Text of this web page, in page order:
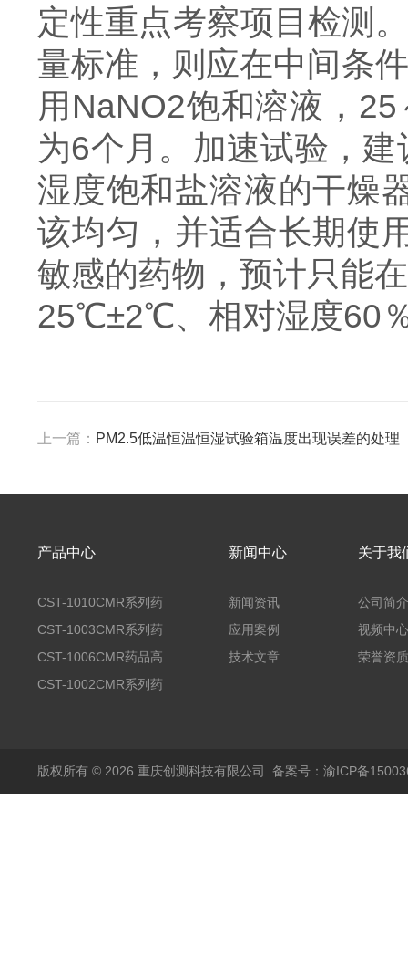
定性重点考察项目检测
量标准，则应在中间条
用NaNO2饱和溶液，
为6个月。加速试验，
湿度饱和盐溶液的干燥
该均匀，并适合长期使
敏感的药物，预计只能
25℃±2℃、相对湿度60
上一篇： PM2.5低温恒温恒湿试验箱温度出现误差的处理
产品中心
CST-1010CMR系列药
品高温试验箱
CST-1003CMR系列药
品高温试验箱
CST-1006CMR药品高
温试验箱
CST-1002CMR系列药
新闻中心
新闻资讯
应用案例
技术文章
关于我
公司简介
视频中心
荣誉资质
版权所有 © 2026 重庆创测科技有限公司 备案号：渝ICP备